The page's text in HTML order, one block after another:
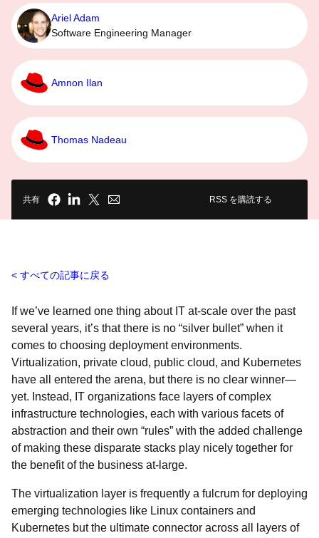
Ariel Adam
Software Engineering Manager
Amnon Ilan
Thomas Nadeau
共有 RSS を購読する
すべての記事に戻る
If we’ve learned one thing about IT at-scale over the past
several years, it’s that there is no “silver bullet” when it
comes to choosing deployment environments.
Virtualization, private cloud, public cloud, and Kubernetes
have all entered the arena, but there is no clear winner—
yet. Instead, IT organizations face layers of complex
infrastructure technologies, each with various facets of
abstraction and their own “rules” with the added challenge
of making these disparate stacks play nicely together for
the benefit of the business at-large.
The virtualization layer is frequently a fulcrum for deploying
emerging technologies like Linux containers and
Kubernetes but the ultimate connector across all layers of